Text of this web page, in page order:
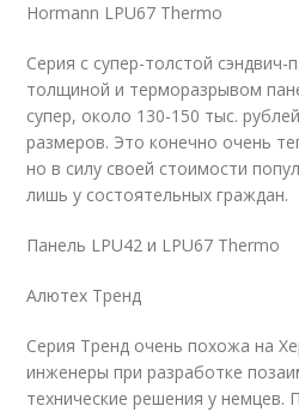
Hormann LPU67 Thermo
Серия с супер-толстой
толщиной и терморазрывом
супер, около 130-150 тыс.
размеров. Это конечно очень
но в силу своей стоимости
лишь у состоятельных граждан.
Панель LPU42 и LPU67 Thermo
Алютех Тренд
Серия Тренд очень похожа на
инженеры при разработке
технические решения у немцев.